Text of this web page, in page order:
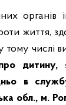
органів
життя,
числі
дитину,
в
обл., м.